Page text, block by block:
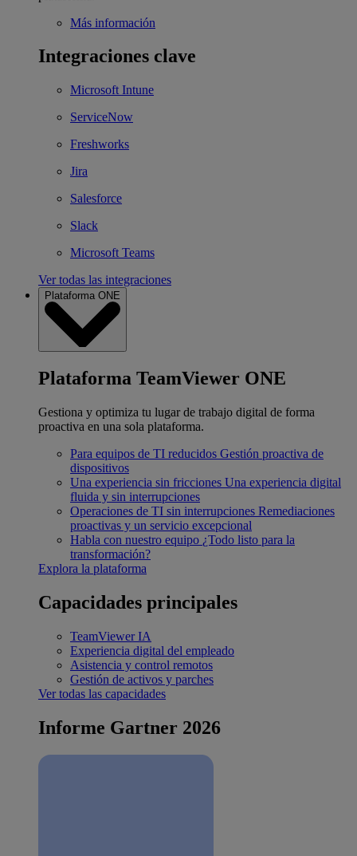
Más información
Integraciones clave
Microsoft Intune
ServiceNow
Freshworks
Jira
Salesforce
Slack
Microsoft Teams
Ver todas las integraciones
Plataforma ONE
Plataforma TeamViewer ONE
Gestiona y optimiza tu lugar de trabajo digital de forma
proactiva en una sola plataforma.
Para equipos de TI reducidos Gestión proactiva de
dispositivos
Una experiencia sin fricciones Una experiencia digital
fluida y sin interrupciones
Operaciones de TI sin interrupciones Remediaciones
proactivas y un servicio excepcional
Habla con nuestro equipo ¿Todo listo para la
transformación?
Explora la plataforma
Capacidades principales
TeamViewer IA
Experiencia digital del empleado
Asistencia y control remotos
Gestión de activos y parches
Ver todas las capacidades
Informe Gartner 2026